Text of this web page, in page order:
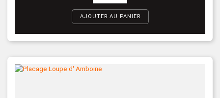
AJOUTER AU PANIER